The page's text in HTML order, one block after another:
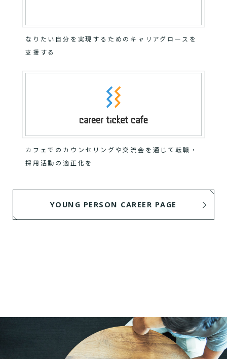
なりたい自分を実現するためのキャリアグロースを
支援する
カフェでのカウンセリングや交流会を通じて転職・
採用活動の適正化を
YOUNG PERSON CAREER PAGE